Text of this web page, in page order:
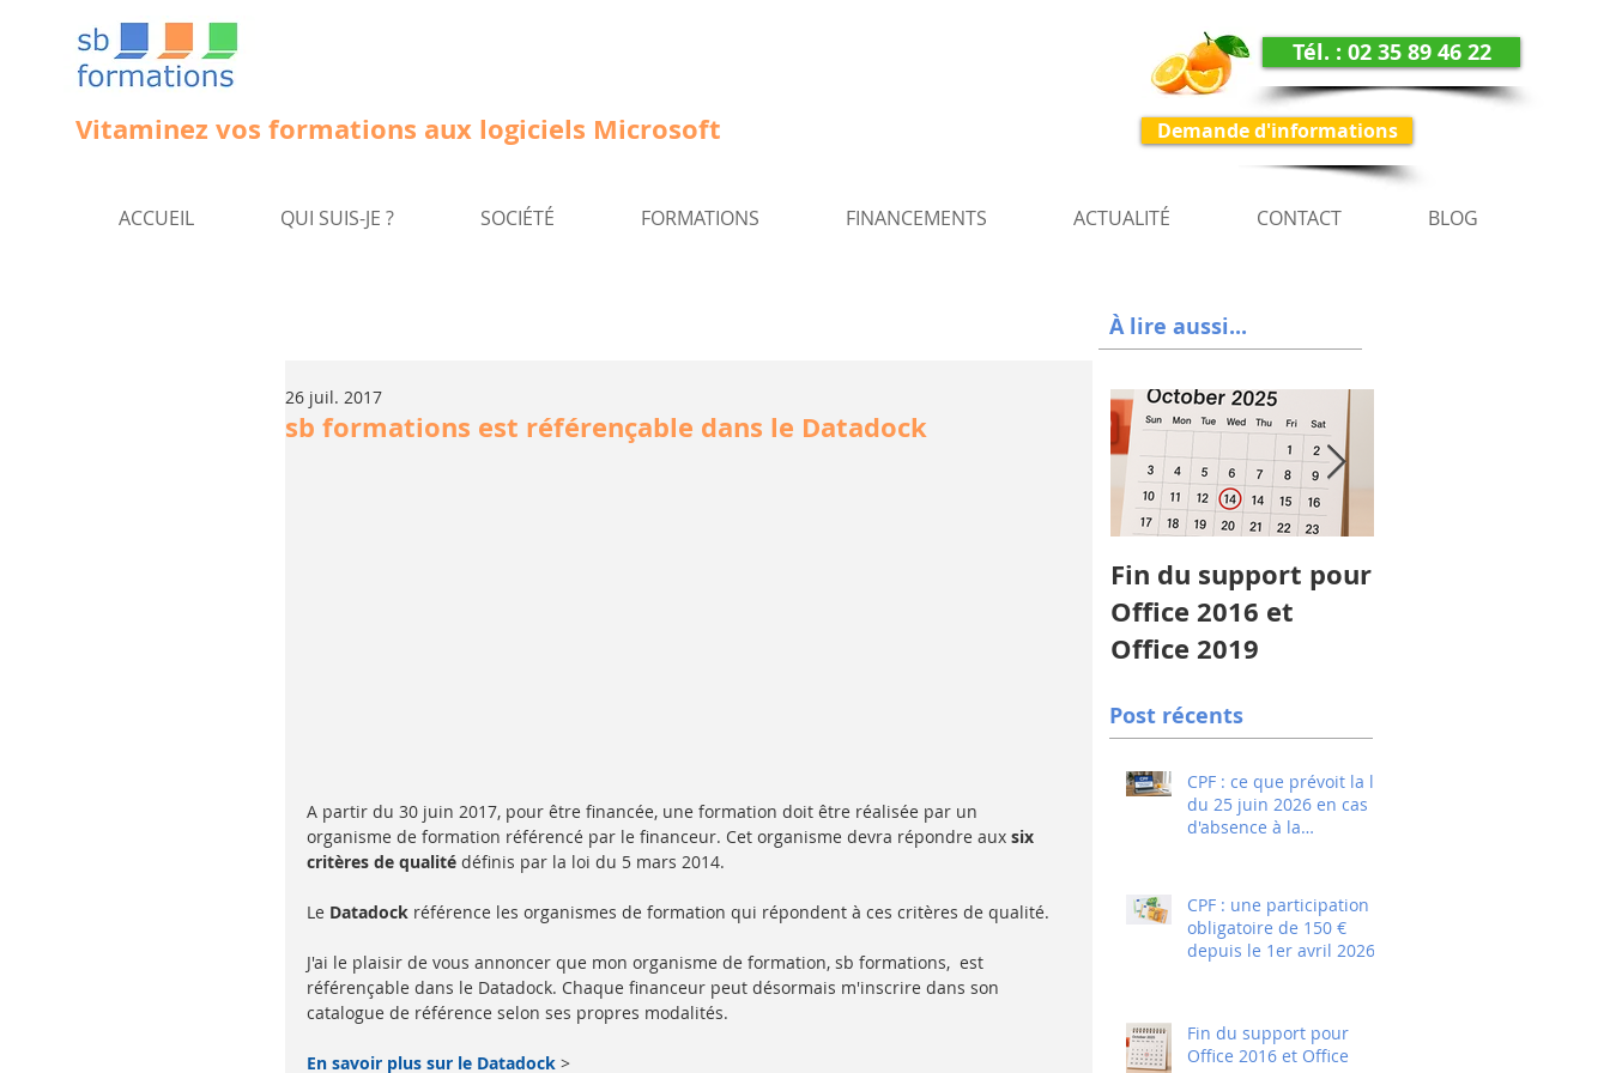
Vitaminez vos formations aux logiciels Microsoft
Tél. : 02 35 89 46 22
Demande d'informations
ACCUEIL QUI SUIS-JE ? SOCIÉTÉ FORMATIONS FINANCEMENTS ACTUALITÉ CONTACT BLOG
À lire aussi...
sb formations est référençable dans le Datadock
26 juil. 2017
A partir du 30 juin 2017, pour être financée, une formation doit être réalisée par un
organisme de formation référencé par le financeur. Cet organisme devra répondre aux six
critères de qualité définis par la loi du 5 mars 2014.
Le Datadock référence les organismes de formation qui répondent à ces critères de qualité.
J'ai le plaisir de vous annoncer que mon organisme de formation, sb formations,  est
référençable dans le Datadock. Chaque financeur peut désormais m'inscrire dans son
catalogue de référence selon ses propres modalités.
En savoir plus sur le Datadock >
Fin du support pour
Office 2016 et
Office 2019
Post récents
CPF : ce que prévoit la loi
du 25 juin 2026 en cas
d'absence à la
CPF : une participation
obligatoire de 150 €
depuis le 1er avril 2026
Fin du support pour
Office 2016 et Office